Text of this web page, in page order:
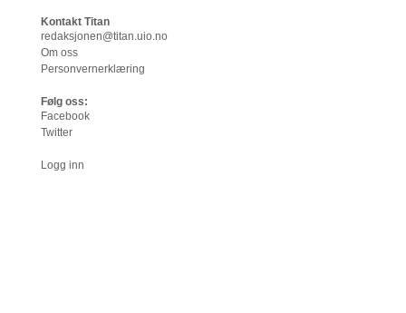
Kontakt Titan
redaksjonen@titan.uio.no
Om oss
Personvernerklæring
Følg oss:
Facebook
Twitter
Logg inn